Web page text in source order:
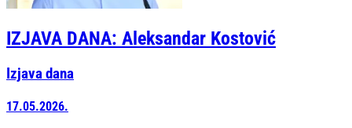
IZJAVA DANA: Aleksandar Kostović
Izjava dana
17.05.2026.